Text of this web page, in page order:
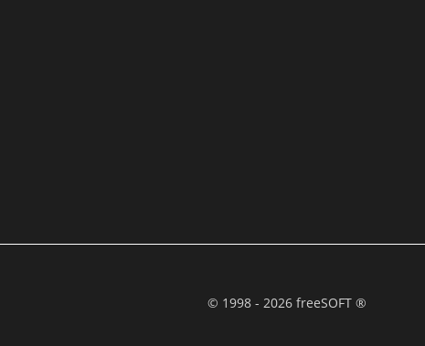
© 1998 - 2026 freeSOFT ®